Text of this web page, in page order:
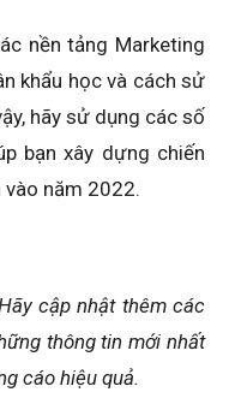
nền tảng Marketing
khẩu học và cách sử
hãy sử dụng các số
bạn xây dựng chiến
năm 2022.
cập nhật thêm các
thông tin mới nhất
cáo hiệu quả.